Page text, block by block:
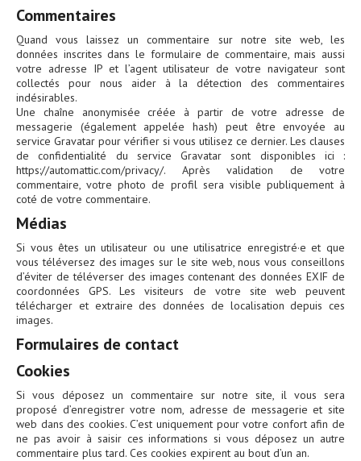
Commentaires
Quand vous laissez un commentaire sur notre site web, les
données inscrites dans le formulaire de commentaire, mais aussi
votre adresse IP et l’agent utilisateur de votre navigateur sont
collectés pour nous aider à la détection des commentaires
indésirables.
Une chaîne anonymisée créée à partir de votre adresse de
messagerie (également appelée hash) peut être envoyée au
service Gravatar pour vérifier si vous utilisez ce dernier. Les clauses
de confidentialité du service Gravatar sont disponibles ici :
https://automattic.com/privacy/. Après validation de votre
commentaire, votre photo de profil sera visible publiquement à
coté de votre commentaire.
Médias
Si vous êtes un utilisateur ou une utilisatrice enregistré·e et que
vous téléversez des images sur le site web, nous vous conseillons
d’éviter de téléverser des images contenant des données EXIF de
coordonnées GPS. Les visiteurs de votre site web peuvent
télécharger et extraire des données de localisation depuis ces
images.
Formulaires de contact
Cookies
Si vous déposez un commentaire sur notre site, il vous sera
proposé d’enregistrer votre nom, adresse de messagerie et site
web dans des cookies. C’est uniquement pour votre confort afin de
ne pas avoir à saisir ces informations si vous déposez un autre
commentaire plus tard. Ces cookies expirent au bout d’un an.